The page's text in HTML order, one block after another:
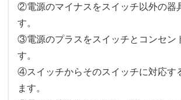
②電源のマイナスをスイッチ以外の器
す。
③電源のプラスをスイッチとコンセン
す。
④スイッチからそのスイッチに対応す
ます。